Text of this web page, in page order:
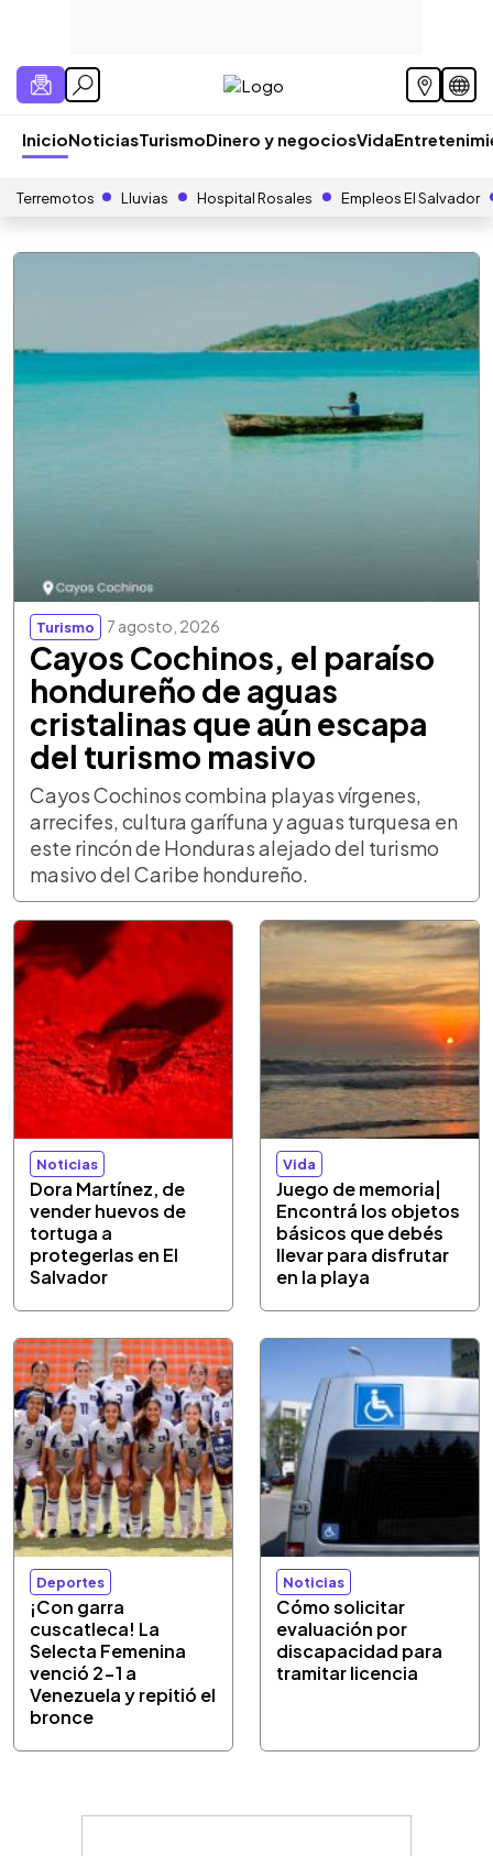
InicioNoticiasTurismoDinero y negociosVida
Terremotos Lluvias Hospital Rosales Empleos El Salvador
Turismo 7 agosto, 2026
Cayos Cochinos, el paraíso
hondureño de aguas
cristalinas que aún escapa
del turismo masivo
Cayos Cochinos combina playas vírgenes,
arrecifes, cultura garífuna y aguas turquesa en
este rincón de Honduras alejado del turismo
masivo del Caribe hondureño.
Noticias
Dora Martínez, de
vender huevos de
tortuga a
protegerlas en El
Salvador
Vida
Juego de memoria|
Encontrá los objetos
básicos que debés
llevar para disfrutar
en la playa
Deportes
¡Con garra
cuscatleca! La
Selecta Femenina
venció 2-1 a
Venezuela y repitió el
bronce
Noticias
Cómo solicitar
evaluación por
discapacidad para
tramitar licencia